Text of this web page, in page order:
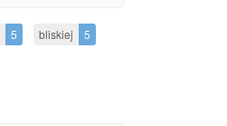
5 bliskiej 5